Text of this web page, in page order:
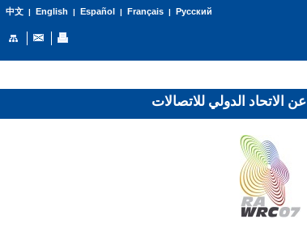
中文| English | Español | Français| Русский
عن الاتحاد الدولي للاتصالات